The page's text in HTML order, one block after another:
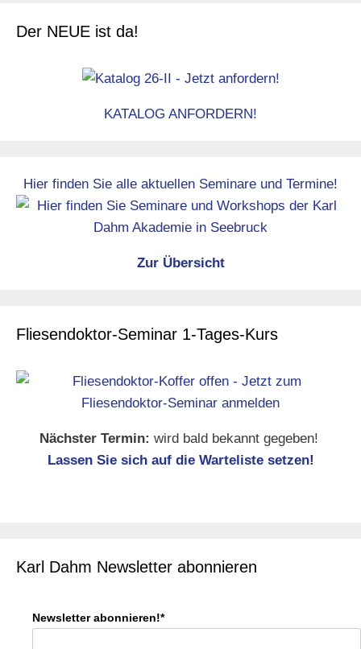
Der NEUE ist da!
KATALOG ANFORDERN!
Hier finden Sie alle aktuellen Seminare und Termine!
Zur Übersicht
Fliesendoktor-Seminar 1-Tages-Kurs
Nächster Termin: wird bald bekannt gegeben!
Lassen Sie sich auf die Warteliste setzen!
Karl Dahm Newsletter abonnieren
Newsletter abonnieren!*